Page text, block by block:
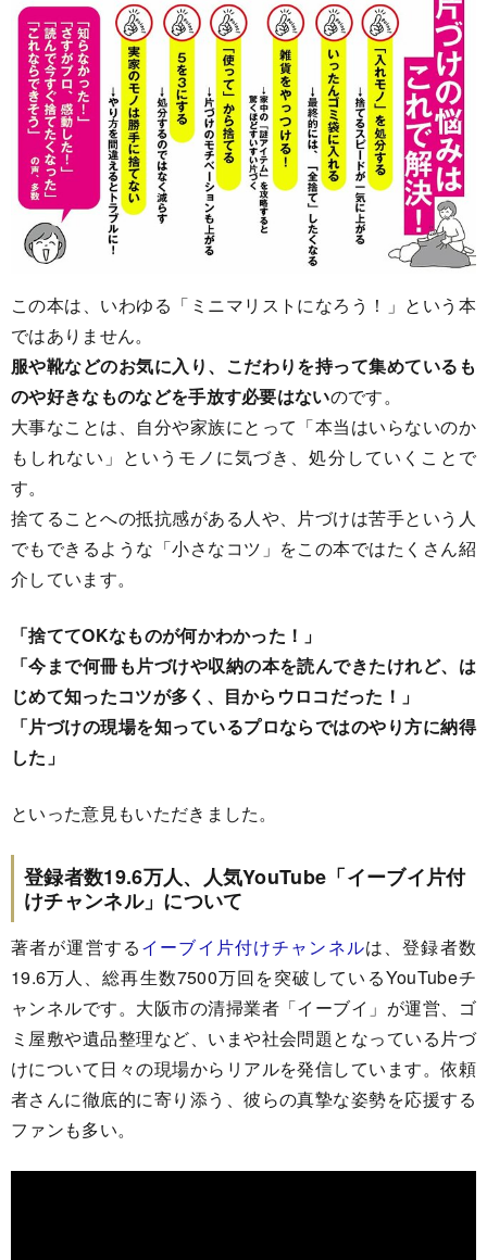
この本は、いわゆる「ミニマリストになろう！」という本
ではありません。
服や靴などのお気に入り、こだわりを持って集めているも
のや好きなものなどを手放す必要はないのです。
大事なことは、自分や家族にとって「本当はいらないのか
もしれない」というモノに気づき、処分していくことで
す。
捨てることへの抵抗感がある人や、片づけは苦手という人
でもできるような「小さなコツ」をこの本ではたくさん紹
介しています。
「捨ててOKなものが何かわかった！」
「今まで何冊も片づけや収納の本を読んできたけれど、は
じめて知ったコツが多く、目からウロコだった！」
「片づけの現場を知っているプロならではのやり方に納得
した」
といった意見もいただきました。
登録者数19.6万人、人気YouTube「イーブイ片付
けチャンネル」について
著者が運営するイーブイ片付けチャンネルは、登録者数
19.6万人、総再生数7500万回を突破しているYouTubeチ
ャンネルです。大阪市の清掃業者「イーブイ」が運営、ゴ
ミ屋敷や遺品整理など、いまや社会問題となっている片づ
けについて日々の現場からリアルを発信しています。依頼
者さんに徹底的に寄り添う、彼らの真摯な姿勢を応援する
ファンも多い。